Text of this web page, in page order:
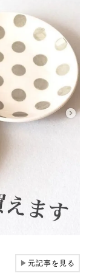
▶元記事を見る